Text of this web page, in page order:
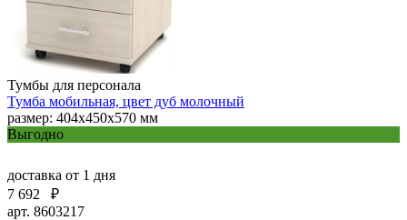
Тумбы для персонала
Тумба мобильная, цвет дуб молочный
размер: 404х450х570 мм
Выгодно
доставка от 1 дня
7 692
₽
арт. 8603217